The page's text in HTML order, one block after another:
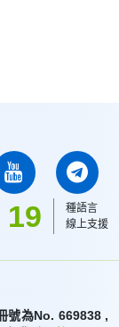
19
種語言
線上支援
號為No. 669838 ,